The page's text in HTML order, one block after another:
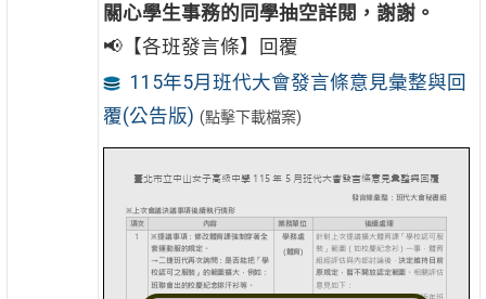
關心學生事務的同學抽空詳閱，謝謝。
📢【各班發言條】回覆
115年5月班代大會發言條意見彙整與回
覆(公告版) (點擊下載檔案)